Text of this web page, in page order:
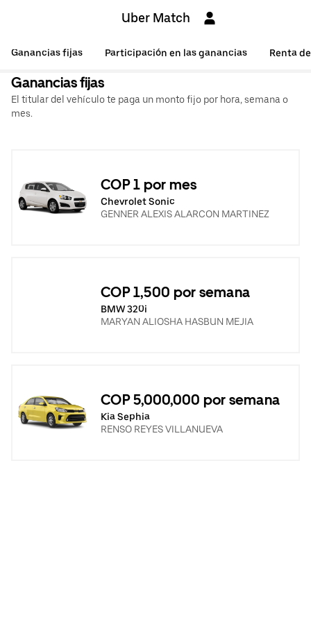
Uber Match
Ganancias fijas Participación en las ganancias Renta
Ganancias fijas
El titular del vehículo te paga un monto fijo por hora, semana o
mes.
COP 1 por mes
Chevrolet Sonic
GENNER ALEXIS ALARCON MARTINEZ
COP 1,500 por semana
BMW 320i
MARYAN ALIOSHA HASBUN MEJIA
COP 5,000,000 por semana
Kia Sephia
RENSO REYES VILLANUEVA